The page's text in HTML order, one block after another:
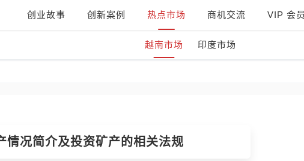
创业故事 创新案例 热点市场 商机交流 VIP 会员
越南市场 印度市场
情况简介及投资矿产的相关法规